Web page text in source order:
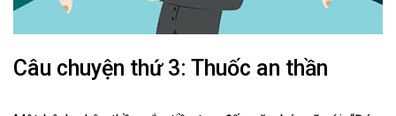
Câu chuyện thứ 3: Thuốc an thần